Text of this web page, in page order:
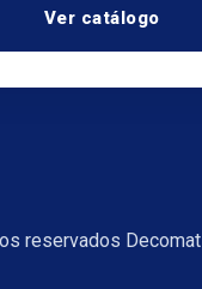
Ver catálogo
reservados Decomat